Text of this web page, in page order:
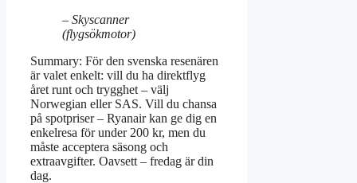
– Skyscanner
(flygsökmotor)
Summary: För den svenska resenären
är valet enkelt: vill du ha direktflyg
året runt och trygghet – välj
Norwegian eller SAS. Vill du chansa
på spotpriser – Ryanair kan ge dig en
enkelresa för under 200 kr, men du
måste acceptera säsong och
extraavgifter. Oavsett – fredag är din
dag.